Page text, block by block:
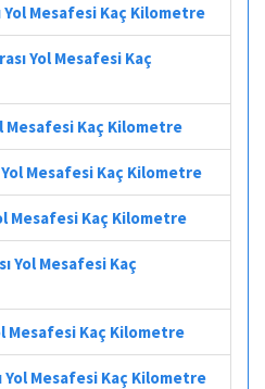
Yol Mesafesi Kaç Kilometre
Yol Mesafesi Kaç
Mesafesi Kaç Kilometre
Mesafesi Kaç Kilometre
Mesafesi Kaç Kilometre
Yol Mesafesi Kaç
Mesafesi Kaç Kilometre
Yol Mesafesi Kaç Kilometre